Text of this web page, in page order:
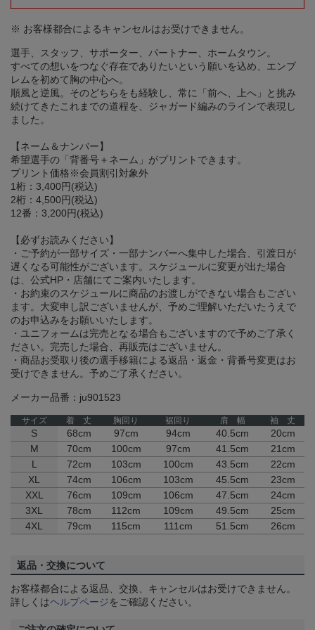
※ お客様都合によるキャンセルはお受けできません。
選手、スタッフ、サポーター、パートナー、ホームタウン。
すべての想いをつなぐ存在でありたいという願いを込め、エンブ
レムを初めて胸の中心へ。
順風と逆風。そのどちらをも経験し、常に「前へ、上へ」と挑み
続けてきたこれまでの道程を、ジャガード編みのラインで表現し
ました。
【ネーム＆ナンバー】
希望選手の「背番号＋ネーム」がプリントできます。
プリント価格※会員割引対象外
1桁：3,400円(税込)
2桁：4,500円(税込)
12番：3,200円(税込)
【必ずお読みください】
・ご予約が一部サイズ・一部ナンバーへ集中した場合、引渡日が
遅くなる可能性がございます。スケジュールに変更が出た場合
は、公式HP・店舗にてご案内いたします。
・お約束のスケジュールに商品のお渡しができない場合もござい
ます。大変申し訳ございませんが、予めご理解いただいたうえで
のお申込みをお願いいたします。
・ユニフォームは完売となる場合もございますので予めご了承く
ださい。完売した場合、再販売はございません。
・商品お受取り後の選手移籍による返品・返金・背番号変更はお
受けできません。予めご了承ください。
メーカー品番：ju901523
サイズ 着 丈 胸回り 裾回り 肩 幅 袖 丈
S 68cm 97cm 94cm 40.5cm
20cm
M
70cm 100cm 97cm 41.5cm
21cm
L
72cm 103cm 100cm 43.5cm
22cm
XL
74cm 106cm 103cm 45.5cm
23cm
XXL
76cm 109cm 106cm 47.5cm
24cm
3XL
78cm 112cm 109cm 49.5cm
25cm
4XL
79cm 115cm 111cm 51.5cm 26cm
返品・交換について
お客様都合による返品、交換、キャンセルはお受けできません。
詳しくはヘルプページをご確認ください。